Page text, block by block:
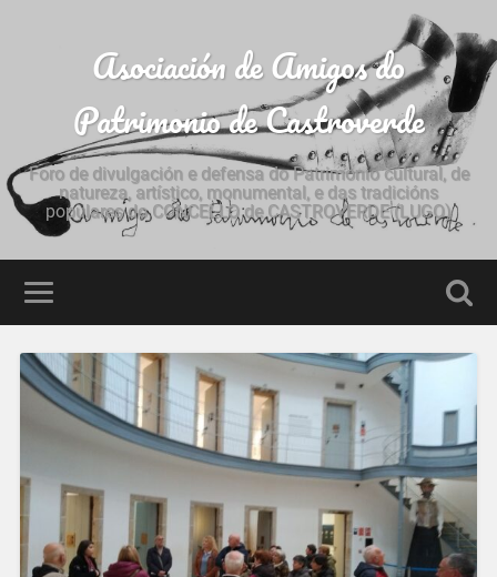
Asociación de Amigos do
Patrimonio de Castroverde
Foro de divulgación e defensa do Patrimonio cultural, de
natureza, artístico, monumental, e das tradicións
populares do CONCELLO de CASTROVERDE (LUGO)